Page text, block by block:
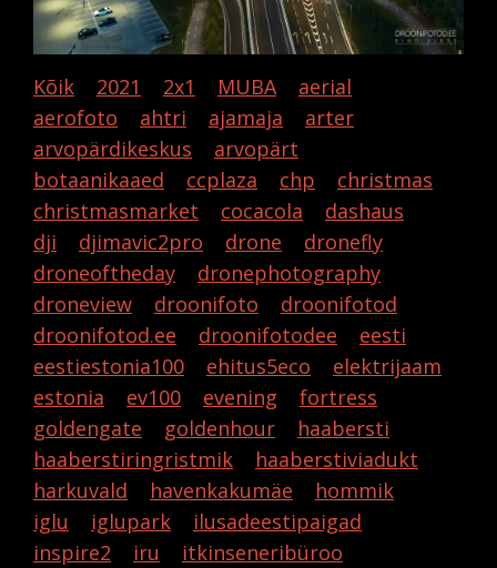
Kõik 2021 2x1 MUBA
aerial
aerofoto
ahtri ajamaja
arter
arvopärdikeskus
arvopärt
botaanikaaed
ccplaza chp
christmas
christmasmarket
cocacola
dashaus
dji
djimavic2pro drone
dronefly
droneoftheday
dronephotography
droneview
droonifoto
droonifotod
droonifotod.ee
droonifotodee
eesti
eestiestonia100
ehitus5eco
elektrijaam
estonia
ev100 evening
fortress
goldengate
goldenhour
haabersti
haaberstiringristmik
haaberstiviadukt
harkuvald
havenkakumäe
hommik
iglu
iglupark
ilusadeestipaigad
inspire2
iru
itkinseneribüroo